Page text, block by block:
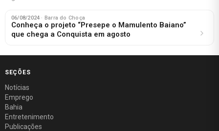
06/08/2024 · Barra do Choça
Conheça o projeto “Presepe o Mamulento Baiano”
que chega a Conquista em agosto
SEÇÕES
Notícias
Emprego
Bahia
Entretenimento
Publicações